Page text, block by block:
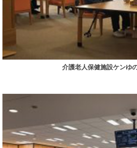
介護老人保健施設ケンゆ